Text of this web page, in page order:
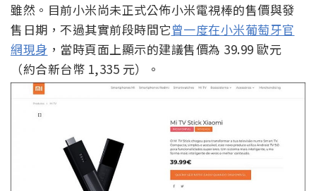
雖然。目前小米尚未正式公佈小米電視棒的售價與發
售日期，不過其實前段時間它曾一度在小米葡萄牙官
網現身 ，當時頁面上顯示的建議售價為 39.99 歐元
（約合新台幣 1,335 元）。